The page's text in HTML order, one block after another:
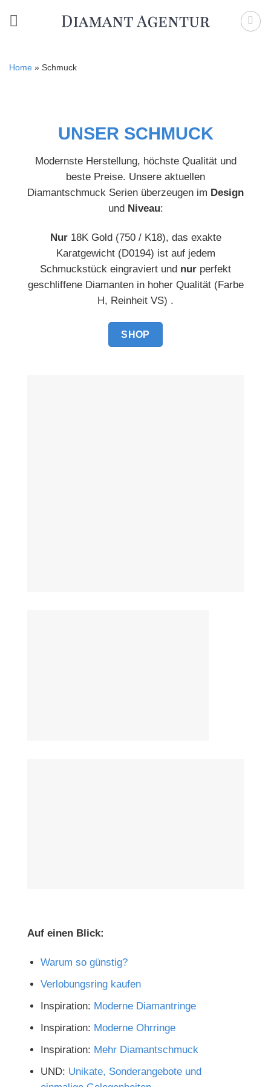
Inhalt
Home » Schmuck
UNSER SCHMUCK
Modernste Herstellung, höchste Qualität und
beste Preise. Unsere aktuellen
Diamantschmuck Serien überzeugen im Design
und Niveau:
Nur18K Gold (750 / K18), das exakte
Karatgewicht (D0194) ist auf jedem
Schmuckstück eingraviert und nur perfekt
geschliffene Diamanten in hoher Qualität (Farbe
H, Reinheit VS) .
SHOP
Auf einen Blick:
Warum so günstig?
Verlobungsring kaufen
Inspiration: Moderne Diamantringe
Inspiration: Moderne Ohrringe
Inspiration: Mehr Diamantschmuck
UND: Unikate, Sonderangebote und